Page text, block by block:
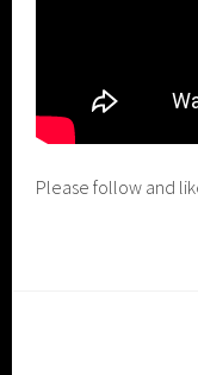
Please follow and